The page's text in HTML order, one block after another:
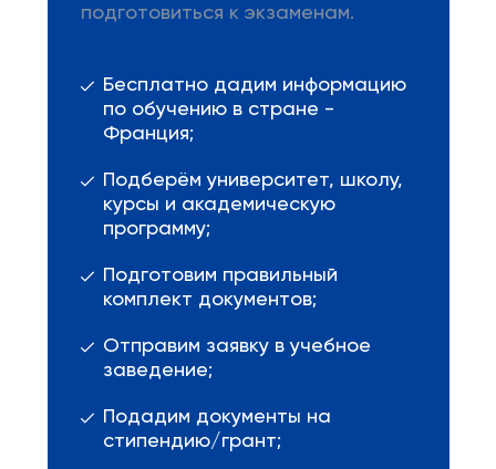
подготовиться к экзаменам.
Бесплатно дадим информацию
по обучению в стране -
Франция;
Подберём университет, школу,
курсы и академическую
программу;
Подготовим правильный
комплект документов;
Отправим заявку в учебное
заведение;
Подадим документы на
стипендию/грант;